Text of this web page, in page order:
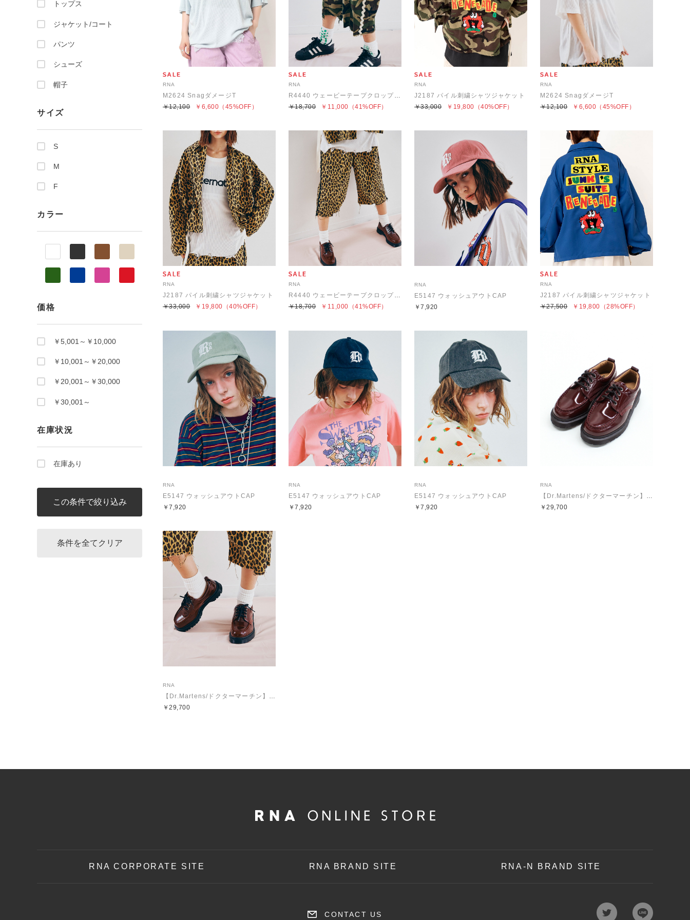
トップス
ジャケット/コート
パンツ
シューズ
帽子
サイズ
S
M
F
カラー
価格
￥5,001～￥10,000
￥10,001～￥20,000
￥20,001～￥30,000
￥30,001～
在庫状況
在庫あり
RNA
M2624 SnagダメージT
￥6,600
￥12,100 （45%OFF）
RNA
R4440 ウェービーテープクロップドパンツ
￥11,000
￥18,700 （41%OFF）
RNA
J2187 パイル刺繍シャツジャケット
￥19,800
￥33,000 （40%OFF）
RNA
M2624 SnagダメージT
￥6,600
￥12,100 （45%OFF）
RNA
J2187 パイル刺繍シャツジャケット
￥19,800
￥33,000 （40%OFF）
RNA
R4440 ウェービーテープクロップドパンツ
￥11,000
￥18,700 （41%OFF）
RNA
E5147 ウォッシュアウトCAP
￥7,920
RNA
J2187 パイル刺繍シャツジャケット
￥19,800
￥27,500 （28%OFF）
RNA
E5147 ウォッシュアウトCAP
￥7,920
RNA
E5147 ウォッシュアウトCAP
￥7,920
RNA
E5147 ウォッシュアウトCAP
￥7,920
RNA
【Dr.Martens/ドクターマーチン】E5189 Lowell 4 Eye Shoe
￥29,700
RNA
【Dr.Martens/ドクターマーチン】E5189 Lowell 4 Eye Shoe
￥29,700
RNA CORPORATE SITE RNA BRAND SITE RNA-N BRAND SITE
CONTACT US